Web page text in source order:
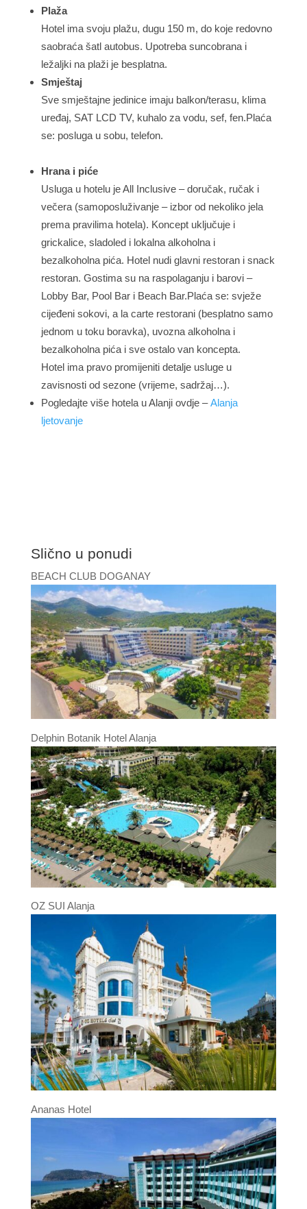
Plaža
Hotel ima svoju plažu, dugu 150 m, do koje redovno
saobraća šatl autobus. Upotreba suncobrana i
ležaljki na plaži je besplatna.
Smještaj
Sve smještajne jedinice imaju balkon/terasu, klima
uređaj, SAT LCD TV, kuhalo za vodu, sef, fen.Plaća
se: posluga u sobu, telefon.
Hrana i piće
Usluga u hotelu je All Inclusive – doručak, ručak i
večera (samoposluživanje – izbor od nekoliko jela
prema pravilima hotela). Koncept uključuje i
grickalice, sladoled i lokalna alkoholna i
bezalkoholna pića. Hotel nudi glavni restoran i snack
restoran. Gostima su na raspolaganju i barovi –
Lobby Bar, Pool Bar i Beach Bar.Plaća se: svježe
cijeđeni sokovi, a la carte restorani (besplatno samo
jednom u toku boravka), uvozna alkoholna i
bezalkoholna pića i sve ostalo van koncepta.
Hotel ima pravo promijeniti detalje usluge u
zavisnosti od sezone (vrijeme, sadržaj…).
Pogledajte više hotela u Alanji ovdje –Alanja
ljetovanje
Slično u ponudi
BEACH CLUB DOGANAY
Delphin Botanik Hotel Alanja
OZ SUI Alanja
Ananas Hotel